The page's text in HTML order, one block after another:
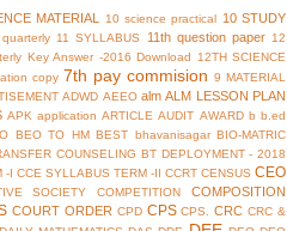
MATERIAL 10 science practical 10 STUDY
11 SYLLABUS 11th question paper 12
Key Answer -2016 Download
12TH SCIENCE
copy 7th pay commision 9 MATERIAL
ADWD AEEO alm ALM LESSON PLAN
APK application ARTICLE AUDIT AWARD b b.ed
BEO TO HM BEST bhavanisagar BIO-MATRIC
COUNSELING BT DEPLOYMENT - 2018
-I CCE SYLLABUS TERM -II CCRT CENSUS CEO
SOCIETY COMPETITION COMPOSITION
COURT ORDER CPD CPS CPS. CRC CRC &